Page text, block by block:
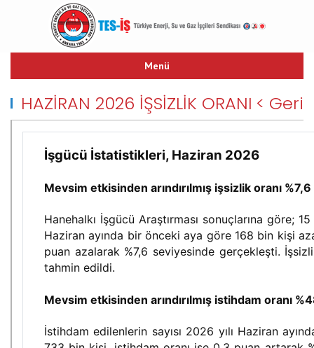
Menü
ANASAYFA
TARİHÇE
TES-İŞ MARŞI
YAYINLARIMIZ
TOPLU İŞ SÖZLEŞMESİ
HUKUK
LİNKLER
İLETİŞİM
HAZİRAN 2026 İŞSİZLİK ORANI < Geri
İşgücü İstatistikleri, Haziran 2026
Mevsim etkisinden arındırılmış işsizlik oranı
Hanehalkı İşgücü Araştırması sonuçlarına göre;
Haziran ayında bir önceki aya göre 168 bin kişi
puan azalarak %7,6 seviyesinde gerçekleşti.
tahmin edildi.
Mevsim etkisinden arındırılmış istihdam oranı
İstihdam edilenlerin sayısı 2026 yılı Haziran